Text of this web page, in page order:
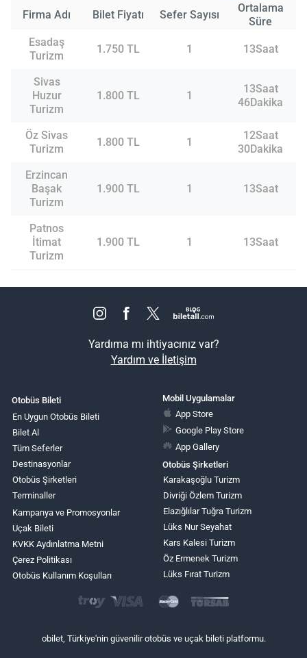
Firma Adı Bilet Fiyatı Sefer Sayısı
Ortalama
Süre
Esadaş
Turizm
1.750 TL 1 13Saat
Sivas
Huzur
Turizm
1.800 TL 1
13Saat
46Dakika
Öz Sivas
Turizm
1.800 TL 1
12Saat
30Dakika
Erzincan
Başak
Turizm
1.900 TL 1 13Saat
Patnos
İtimat
Turizm
1.900 TL 1 13Saat
Yardıma mı ihtiyacınız var?
Yardım ve İletişim
Otobüs Bileti
En Uygun Otobüs Bileti
Bilet Al
Tüm Seferler
Destinasyonlar
Otobüs Şirketleri
Terminaller
Kampanya ve Promosyonlar
Uçak Bileti
KVKK Aydınlatma Metni
Çerez Politikası
Otobüs Kullanım Koşulları
Mobil Uygulamalar
App Store
Google Play Store
App Gallery
Otobüs Şirketleri
Karakaşoğlu Turizm
Divriği Özlem Turizm
Elazığlılar Tuğra Turizm
Lüks Nur Seyahat
Kars Kalesi Turizm
Öz Ermenek Turizm
Lüks Fırat Turizm
obilet, Türkiye'nin güvenilir otobüs ve uçak bileti platformu.